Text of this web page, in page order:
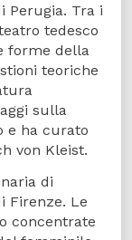
Perugia. Tra i
tedesco
forme della
teoriche
sulla
e ha curato
von Kleist.
di
Firenze. Le
concentrate